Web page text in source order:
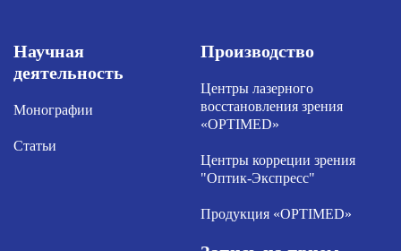
Научная
деятельность
Монографии
Статьи
Производство
Центры лазерного
восстановления зрения
«OPTIMED»
Центры корреции зрения
"Оптик-Экспресс"
Продукция «OPTIMED»